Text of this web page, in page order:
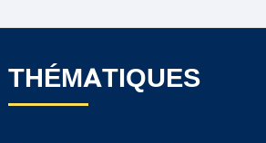
THÉMATIQUES